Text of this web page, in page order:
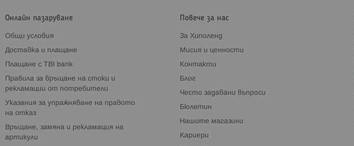
Онлайн пазаруване
Общи условия
Доставка и плащане
Плащане с TBI bank
Правила за връщане на стоки и
рекламации от потребители
Указания за упражняване на правото
на отказ
Връщане, замяна и рекламация на
артикули
Повече за нас
За Хиполенд
Мисия и ценности
Контакти
Блог
Често задавани въпроси
Бюлетин
Нашите магазини
Кариери